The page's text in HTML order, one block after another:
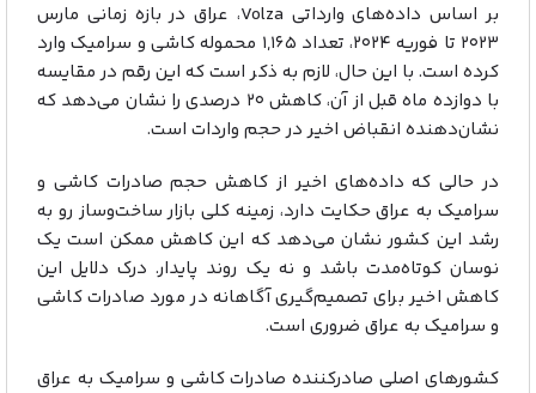
بر اساس داده‌های وارداتی Volza، عراق در بازه زمانی مارس
۲۰۲۳ تا فوریه ۲۰۲۴، تعداد ۱,۱۶۵ محموله کاشی و سرامیک وارد
کرده است. با این حال، لازم به ذکر است که این رقم در مقایسه
با دوازده ماه قبل از آن، کاهش ۲۰ درصدی را نشان می‌دهد که
نشان‌دهنده انقباض اخیر در حجم واردات است.
در حالی که داده‌های اخیر از کاهش حجم صادرات کاشی و
سرامیک به عراق حکایت دارد، زمینه کلی بازار ساخت‌وساز رو به
رشد این کشور نشان می‌دهد که این کاهش ممکن است یک
نوسان کوتاه‌مدت باشد و نه یک روند پایدار. درک دلایل این
کاهش اخیر برای تصمیم‌گیری آگاهانه در مورد صادرات کاشی
و سرامیک به عراق ضروری است.
کشورهای اصلی صادرکننده صادرات کاشی و سرامیک به عراق